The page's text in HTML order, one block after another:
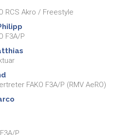
RCS Akro / Freestyle
F3A/P
FAKO F3A/P (RMV AeRO)
P